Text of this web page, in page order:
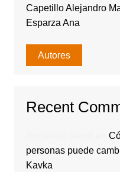
Capetillo Alejandro
Esparza Ana
Autores
Recent
personas puede
Kavka